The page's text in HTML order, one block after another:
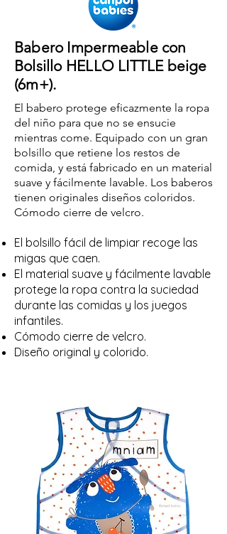
Babero Impermeable con
Bolsillo HELLO LITTLE beige
(6m+).
El babero protege eficazmente la ropa
del niño para que no se ensucie
mientras come. Equipado con un gran
bolsillo que retiene los restos de
comida, y está fabricado en un material
suave y fácilmente lavable. Los baberos
tienen originales diseños coloridos.
Cómodo cierre de velcro.
El bolsillo fácil de limpiar recoge las
migas que caen.
El material suave y fácilmente lavable
protege la ropa contra la suciedad
durante las comidas y los juegos
infantiles.
Cómodo cierre de velcro.
Diseño original y colorido.